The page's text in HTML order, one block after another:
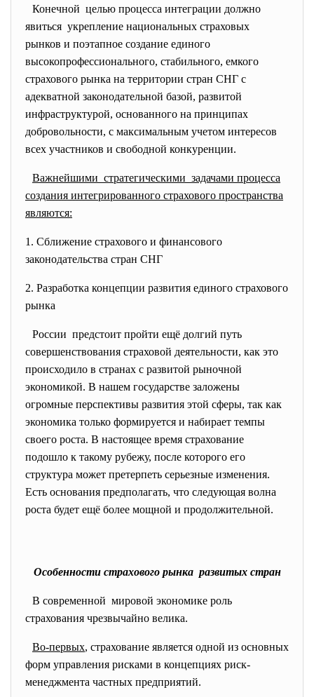
Конечной целью процесса интеграции должно
явиться укрепление национальных страховых
рынков и поэтапное создание единого
высокопрофессионального, стабильного, емкого
страхового рынка на территории стран СНГ с
адекватной законодательной базой, развитой
инфраструктурой, основанного на принципах
добровольности, с максимальным учетом интересов
всех участников и свободной конкуренции.
Важнейшими стратегическими задачами процесса
создания интегрированного страхового пространства
являются:
1. Сближение страхового и финансового
законодательства стран СНГ
2. Разработка концепции развития единого страхового
рынка
России предстоит пройти ещё долгий путь
совершенствования страховой деятельности, как это
происходило в странах с развитой рыночной
экономикой. В нашем государстве заложены
огромные перспективы развития этой сферы, так как
экономика только формируется и набирает темпы
своего роста. В настоящее время страхование
подошло к такому рубежу, после которого его
структура может претерпеть серьезные изменения.
Есть основания предполагать, что следующая волна
роста будет ещё более мощной и продолжительной.
Особенности страхового рынка развитых стран
В современной мировой экономике роль
страхования чрезвычайно велика.
Во-первых, страхование является одной из основных
форм управления рисками в концепциях риск-
менеджмента частных предприятий.